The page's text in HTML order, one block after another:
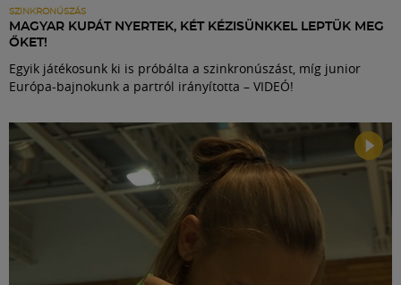
SZINKRONÚSZÁS
MAGYAR KUPÁT NYERTEK, KÉT KÉZISÜNKKEL LEPTÜK MEG
ŐKET!
Egyik játékosunk ki is próbálta a szinkronúszást, míg junior
Európa-bajnokunk a partról irányította – VIDEÓ!